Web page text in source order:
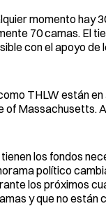
momento hay
70 camas. El
con el apoyo de
THLW están
of Massachusetts.
los fondos
político
los próximos
y que no están